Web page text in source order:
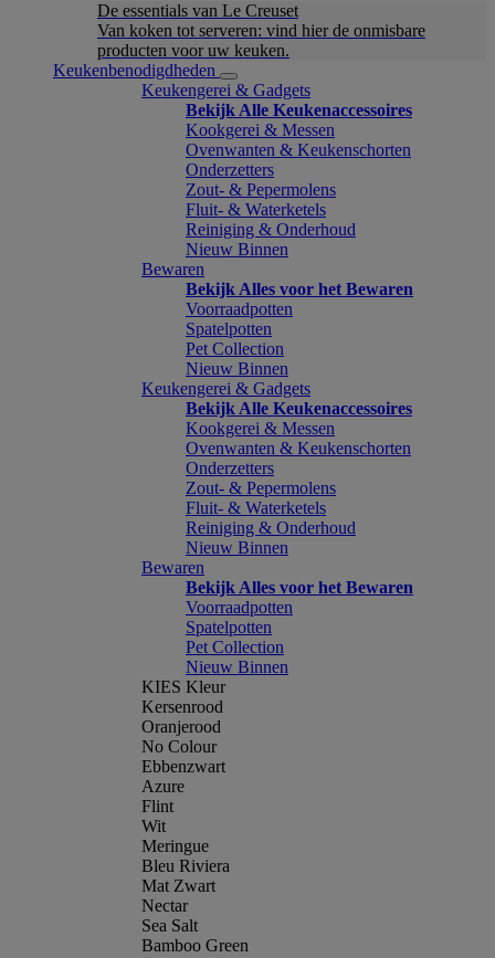
De essentials van Le Creuset
Van koken tot serveren: vind hier de onmisbare
producten voor uw keuken.
Keukenbenodigdheden
Keukengerei & Gadgets
Bekijk Alle Keukenaccessoires
Kookgerei & Messen
Ovenwanten & Keukenschorten
Onderzetters
Zout- & Pepermolens
Fluit- & Waterketels
Reiniging & Onderhoud
Nieuw Binnen
Bewaren
Bekijk Alles voor het Bewaren
Voorraadpotten
Spatelpotten
Pet Collection
Nieuw Binnen
Keukengerei & Gadgets
Bekijk Alle Keukenaccessoires
Kookgerei & Messen
Ovenwanten & Keukenschorten
Onderzetters
Zout- & Pepermolens
Fluit- & Waterketels
Reiniging & Onderhoud
Nieuw Binnen
Bewaren
Bekijk Alles voor het Bewaren
Voorraadpotten
Spatelpotten
Pet Collection
Nieuw Binnen
KIES Kleur
Kersenrood
Oranjerood
No Colour
Ebbenzwart
Azure
Flint
Wit
Meringue
Bleu Riviera
Mat Zwart
Nectar
Sea Salt
Bamboo Green